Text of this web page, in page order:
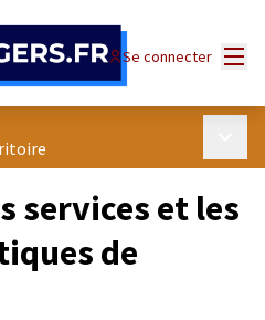
Se connecter
services et les
de